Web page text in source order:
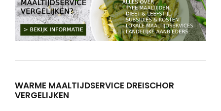
WARME MAALTIJDSERVICE DREISCHOR
VERGELIJKEN